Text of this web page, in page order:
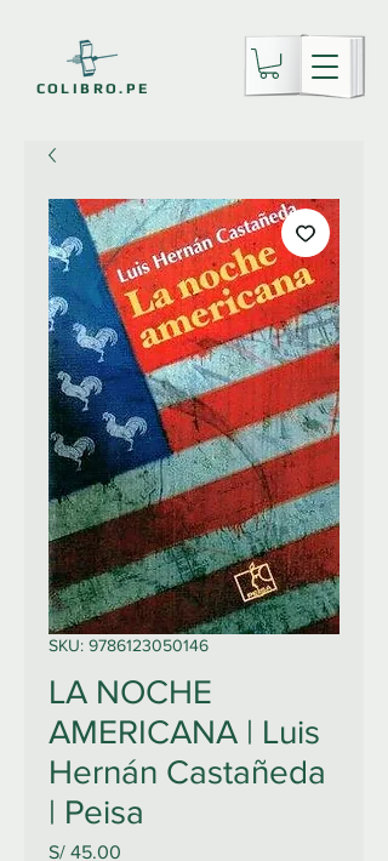
COLIBRO.PE
SKU: 9786123050146
LA NOCHE
AMERICANA | Luis
Hernán Castañeda
| Peisa
S/ 45.00